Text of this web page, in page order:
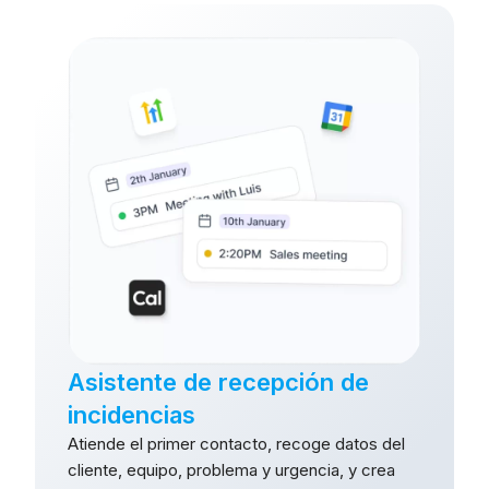
Asistente de recepción de
incidencias
Atiende el primer contacto, recoge datos del
cliente, equipo, problema y urgencia, y crea